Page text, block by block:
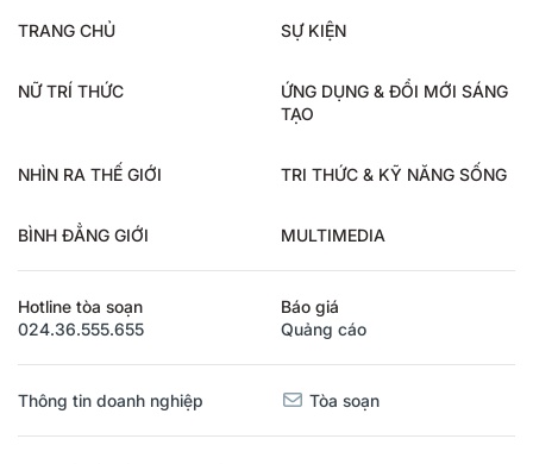
TRANG CHỦ SỰ KIỆN
NỮ TRÍ THỨC
ỨNG DỤNG & ĐỔI MỚI SÁNG
TẠO
NHÌN RA THẾ GIỚI TRI THỨC & KỸ NĂNG SỐNG
BÌNH ĐẲNG GIỚI MULTIMEDIA
Hotline tòa soạn
024.36.555.655
Báo giá
Quảng cáo
Thông tin doanh nghiệp Tòa soạn